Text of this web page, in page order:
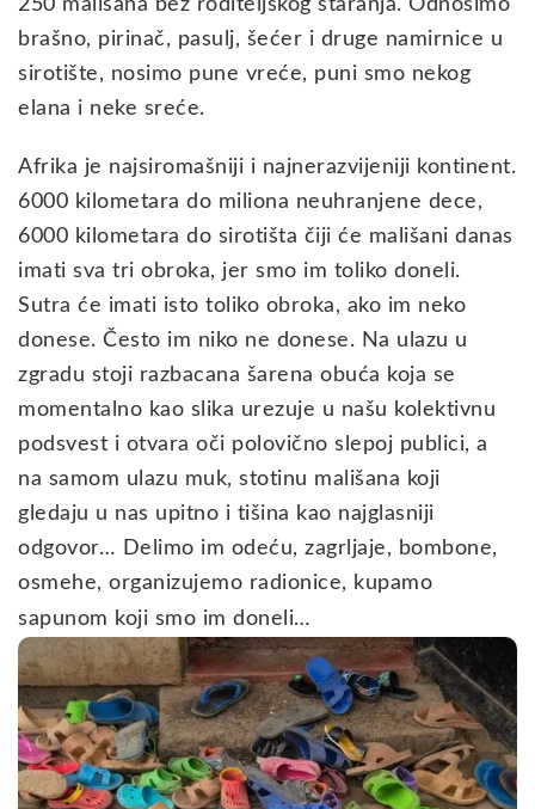
250 mališana bez roditeljskog staranja. Odnosimo
brašno, pirinač, pasulj, šećer i druge namirnice u
sirotište, nosimo pune vreće, puni smo nekog
elana i neke sreće.
Afrika je najsiromašniji i najnerazvijeniji kontinent.
6000 kilometara do miliona neuhranjene dece,
6000 kilometara do sirotišta čiji će mališani danas
imati sva tri obroka, jer smo im toliko doneli.
Sutra će imati isto toliko obroka, ako im neko
donese. Često im niko ne donese. Na ulazu u
zgradu stoji razbacana šarena obuća koja se
momentalno kao slika urezuje u našu kolektivnu
podsvest i otvara oči polovično slepoj publici, a
na samom ulazu muk, stotinu mališana koji
gledaju u nas upitno i tišina kao najglasniji
odgovor… Delimo im odeću, zagrljaje, bombone,
osmehe, organizujemo radionice, kupamo
sapunom koji smo im doneli…